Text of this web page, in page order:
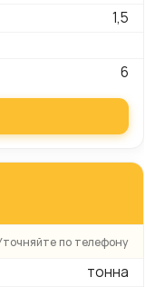
1,5
6
по телефону
тонна